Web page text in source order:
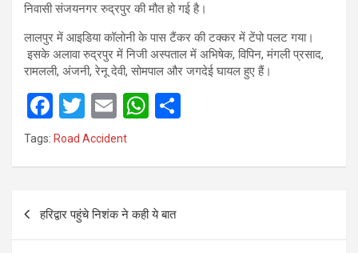
निवासी संजयनगर रुद्रपुर की मौत हो गई है।
लालपुर में आइडिया कॉलोनी के पास टैंकर की टक्कर में टेंपो पलट गया।
इसके अलावा रुद्रपुर में निजी अस्पताल में अभिषेक, विपिन, मंगली प्रसाद,
रामलली, अंजनी, रेनू देवी, सोमपाल और जगदेई घायल हुए हैं।
F
a
o
o
T
wi
E
m
W
A
p
Tags: Road Accident
navigation
हरिद्वार पहुंचे निशंक ने कही ये बात